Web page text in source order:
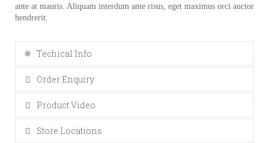
ante at mauris. Aliquam interdum ante risus, eget maximus orci auctor
hendrerit.
Techical Info
Order Enquiry
Product Video
Store Locations